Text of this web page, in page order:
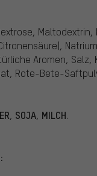
Maltodextrin,
Aromen, Salz,
Rote-Bete-
, SOJA, MILCH.